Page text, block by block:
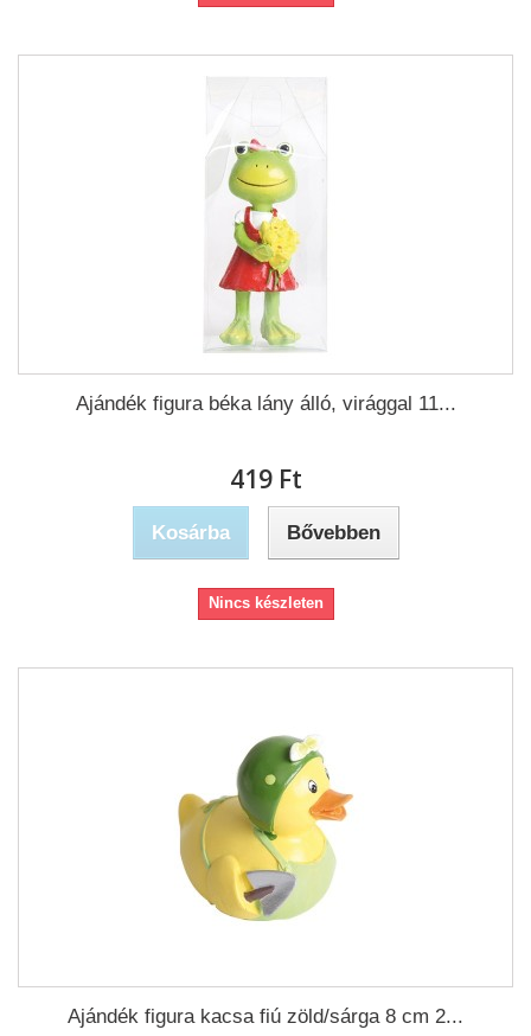
Ajándék figura béka lány álló, virággal 11...
419 Ft‎
Kosárba Bővebben
Nincs készleten
Ajándék figura kacsa fiú zöld/sárga 8 cm 2...